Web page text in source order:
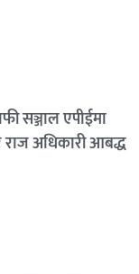
सञ्जाल एपीईमा
राज अधिकारी आबद्ध